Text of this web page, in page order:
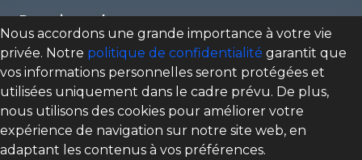
Devenir membre
Se connecter
Nous joindre
Politique de confidentialité
Direction des programmes santé mentale, dépendance
et itinérance (DPSMDI) de Santé Québec Centre-Sud-de-
Nous accordons une grande importance à votre vie
privée. Notre politique de confidentialité garantit que
vos informations personnelles seront protégées et
utilisées uniquement dans le cadre prévu. De plus,
nous utilisons des cookies pour améliorer votre
expérience de navigation sur notre site web, en
adaptant les contenus à vos préférences.